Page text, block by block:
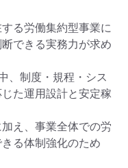
る労働集約型事業に
できる実務力が求め
、制度・規程・シス
た運用設計と安定稼
え、事業全体での労
る体制強化のため